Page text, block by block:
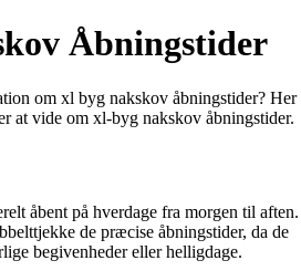
Åbningstider
om xl byg nakskov åbningstider? Her
at vide om xl-byg nakskov åbningstider.
åbent på hverdage fra morgen til aften.
de præcise åbningstider, da de
begivenheder eller helligdage.